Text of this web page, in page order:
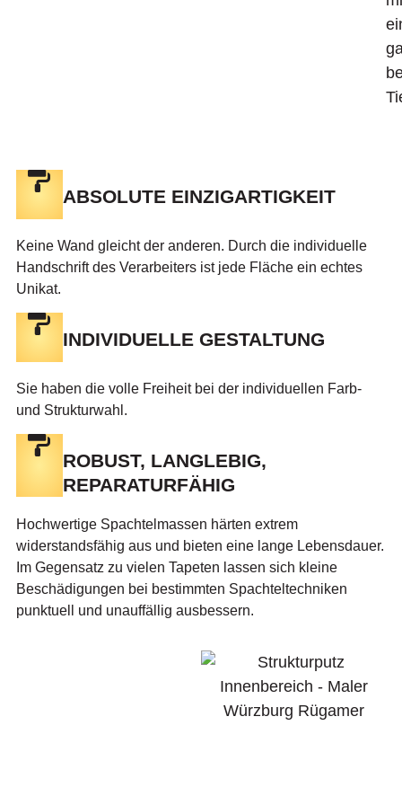
ABSOLUTE EINZIGARTIGKEIT
Keine Wand gleicht der anderen. Durch die individuelle
Handschrift des Verarbeiters ist jede Fläche ein echtes
Unikat.
INDIVIDUELLE GESTALTUNG
Sie haben die volle Freiheit bei der individuellen Farb-
und Strukturwahl.
ROBUST, LANGLEBIG,
REPARATURFÄHIG
Hochwertige Spachtelmassen härten extrem
widerstandsfähig aus und bieten eine lange Lebensdauer.
Im Gegensatz zu vielen Tapeten lassen sich kleine
Beschädigungen bei bestimmten Spachteltechniken
punktuell und unauffällig ausbessern.